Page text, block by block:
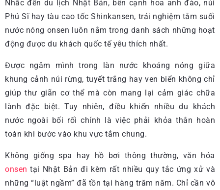
Nhắc đến du lịch Nhật Bản, bên cạnh hoa anh đào, núi
Phú Sĩ hay tàu cao tốc Shinkansen, trải nghiệm tắm suối
nước nóng onsen luôn nằm trong danh sách những hoạt
động được du khách quốc tế yêu thích nhất.
Được ngâm mình trong làn nước khoáng nóng giữa
khung cảnh núi rừng, tuyết trắng hay ven biển không chỉ
giúp thư giãn cơ thể mà còn mang lại cảm giác chữa
lành đặc biệt. Tuy nhiên, điều khiến nhiều du khách
nước ngoài bối rối chính là việc phải khỏa thân hoàn
toàn khi bước vào khu vực tắm chung.
Không giống spa hay hồ bơi thông thường, văn hóa
onsen tại Nhật Bản đi kèm rất nhiều quy tắc ứng xử và
những “luật ngầm” đã tồn tại hàng trăm năm. Chỉ cần vô